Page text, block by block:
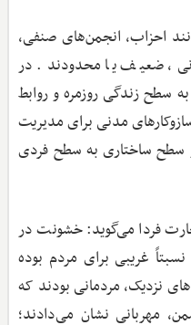
احزاب، انجمن‌های صنفی،
ضعیف یا محدودند. در
سطح زندگی روزمره و روابط
مدنی برای مدیریت
سطح ساختاری به سطح فردی
فردا می‌گوید: خشونت در
غریبی برای مردم بوده
نزدیک، مردمانی بودند که
مهربانی نشان می‌دادند؛